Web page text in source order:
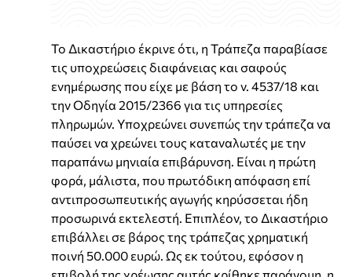
Το Δικαστήριο έκρινε ότι, η Τράπεζα παραβίασε
τις υποχρεώσεις διαφάνειας και σαφούς
ενημέρωσης που είχε με βάση το ν. 4537/18 και
την Οδηγία 2015/2366 για τις υπηρεσίες
πληρωμών. Υποχρεώνει συνεπώς την τράπεζα να
παύσει να χρεώνει τους καταναλωτές με την
παραπάνω μηνιαία επιβάρυνση. Είναι η πρώτη
φορά, μάλιστα, που πρωτόδικη απόφαση επί
αντιπροσωπευτικής αγωγής κηρύσσεται ήδη
προσωρινά εκτελεστή. Επιπλέον, το Δικαστήριο
επιβάλλει σε βάρος της τράπεζας χρηματική
ποινή 50.000 ευρώ. Ως εκ τούτου, εφόσον η